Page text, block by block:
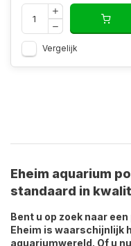
Vergelijk
Eheim aquarium
standaard in
Bent u op zoek naar
Eheim is waarschijnlijk
aquariumwereld. Of u